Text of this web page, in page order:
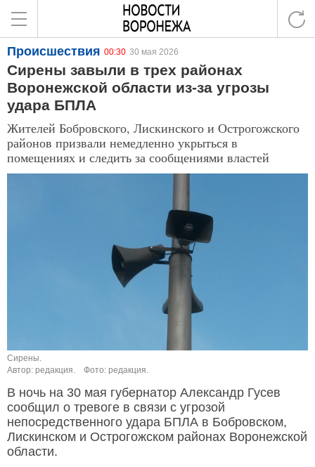
Происшествия 00:30 30 мая 2026
Сирены завыли в трех районах
Воронежской области из-за угрозы
удара БПЛА
Жителей Бобровского, Лискинского и Острогожского
районов призвали немедленно укрыться в
помещениях и следить за сообщениями властей
Сирены.
Автор: редакция.
Фото: редакция.
В ночь на 30 мая губернатор Александр Гусев
сообщил о тревоге в связи с угрозой
непосредственного удара БПЛА в Бобровском,
Лискинском и Острогожском районах Воронежской
области.